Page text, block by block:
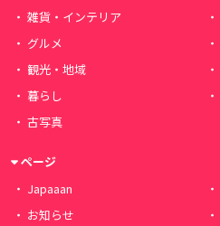
雑貨・インテリア
グルメ
観光・地域
暮らし
古写真
ページ
Japaaan
お知らせ